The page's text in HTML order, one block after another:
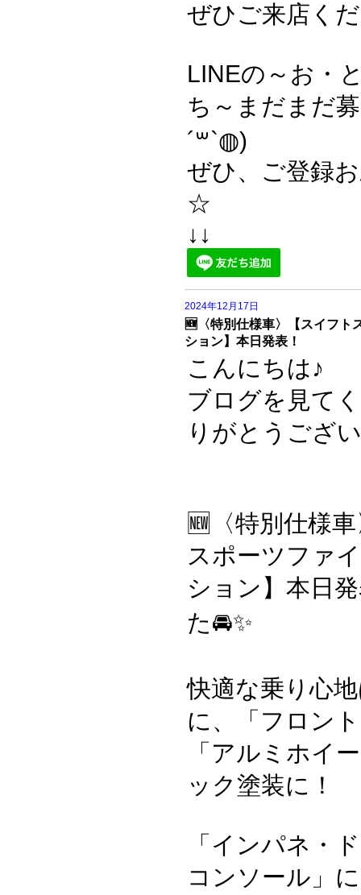
ぜひご来店く
LINEの～お・
ち～まだまだ
´꒳`◍)
ぜひ、ご登録
☆
↓↓
2024年12月17日
🆕〈特別仕様車〉【スイフト
ション】本日発表！
こんにちは♪
ブログを見て
りがとうござ
🆕〈特別仕様
スポーツファ
ション】本日
た🚘✨
快適な乗り心
に、「フロン
「アルミホイ
ック塗装に！
「インパネ・
コンソール」